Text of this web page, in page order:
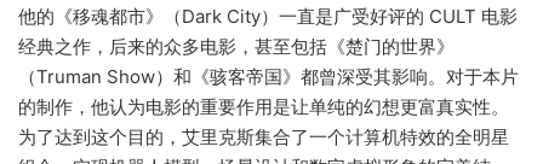
他的《移魂都市》（Dark City）一直是广受好评的 CULT 电影
经典之作，后来的众多电影，甚至包括《楚门的世界》
（Truman Show）和《骇客帝国》都曾深受其影响。对于本片
的制作，他认为电影的重要作用是让单纯的幻想更富真实性。
为了达到这个目的，艾里克斯集合了一个计算机特效的全明星